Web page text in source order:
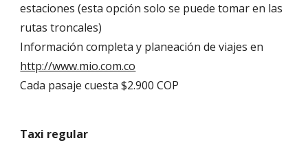
estaciones (esta opción solo se puede tomar en las
rutas troncales)
Información completa y planeación de viajes en
http://www.mio.com.co
Cada pasaje cuesta $2.900 COP
Taxi regular